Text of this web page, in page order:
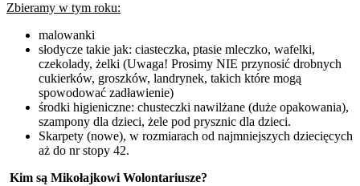
Zbieramy w tym roku:
malowanki
słodycze takie jak: ciasteczka, ptasie mleczko, wafelki,
czekolady, żelki (Uwaga! Prosimy NIE przynosić drobnych
cukierków, groszków, landrynek, takich które mogą
spowodować zadławienie)
środki higieniczne: chusteczki nawilżane (duże opakowania),
szampony dla dzieci, żele pod prysznic dla dzieci.
Skarpety (nowe), w rozmiarach od najmniejszych dziecięcych
aż do nr stopy 42.
Kim są Mikołajkowi Wolontariusze?